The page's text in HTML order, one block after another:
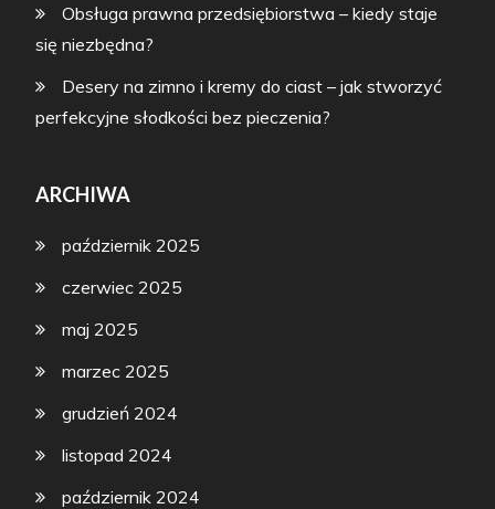
Obsługa prawna przedsiębiorstwa – kiedy staje
się niezbędna?
Desery na zimno i kremy do ciast – jak stworzyć
perfekcyjne słodkości bez pieczenia?
ARCHIWA
październik 2025
czerwiec 2025
maj 2025
marzec 2025
grudzień 2024
listopad 2024
październik 2024